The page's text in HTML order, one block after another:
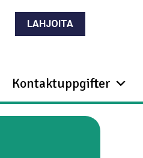
LAHJOITA
Kontaktuppgifter